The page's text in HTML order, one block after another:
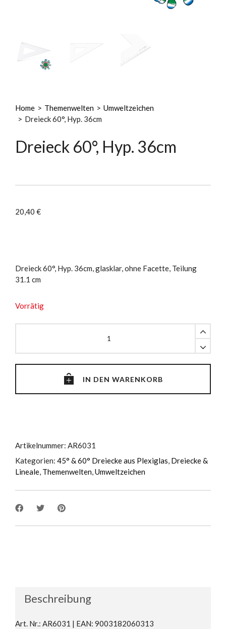
Home > Themenwelten > Umweltzeichen
> Dreieck 60°, Hyp. 36cm
Dreieck 60°, Hyp. 36cm
20,40 €
Dreieck 60°, Hyp. 36cm, glasklar, ohne Facette, Teilung
31.1 cm
Vorrätig
Hyp.
36cm
IN DEN WARENKORB
Artikelnummer: AR6031
Kategorien: 45° & 60° Dreiecke aus Plexiglas, Dreiecke &
Lineale, Themenwelten,Umweltzeichen
Beschreibung
Art. Nr.: AR6031 | EAN: 9003182060313